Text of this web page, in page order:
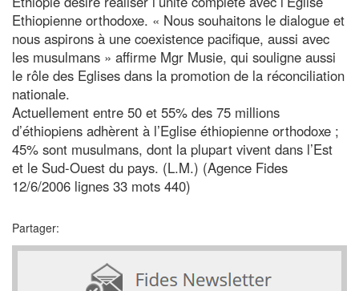
Ethiopienne orthodoxe. « Nous souhaitons le dialogue et
nous aspirons à une coexistence pacifique, aussi avec
les musulmans » affirme Mgr Musie, qui souligne aussi
le rôle des Eglises dans la promotion de la réconciliation
nationale.
Actuellement entre 50 et 55% des 75 millions
d’éthiopiens adhèrent à l’Eglise éthiopienne orthodoxe ;
45% sont musulmans, dont la plupart vivent dans l’Est
et le Sud-Ouest du pays. (L.M.) (Agence Fides
12/6/2006 lignes 33 mots 440)
Partager: